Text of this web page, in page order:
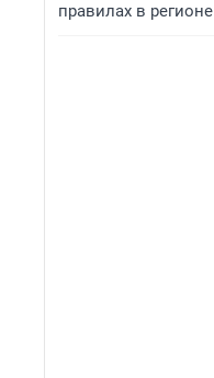
правилах в регионе